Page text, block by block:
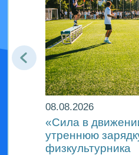
08.08.2026
«Сила в
утреннюю
физкультурника